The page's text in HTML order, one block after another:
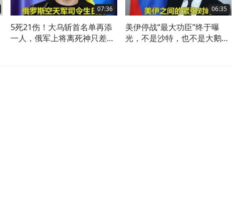
07:36
5死21伤！大乌斩首名单再添
一人，俄军上将离死神只差一
06:35
美伊停战“最大功臣”终于曝
光，不是沙特，也不是大鹅，